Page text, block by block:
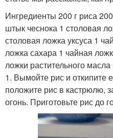
Ингредиенты 200 г риса
штык чеснока 1 столовая
столовая ложка уксуса 1
ложка сахара 1 чайная
ложки растительного
1. Вымойте рис и откипите
положите рис в кастрюлю,
огонь. Приготовьте рис до